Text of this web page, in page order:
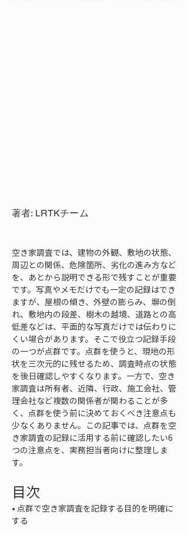
著者: LRTKチーム
空き家調査では、建物の外観、敷地の状態、
周辺との関係、危険箇所、劣化の進み方など
を、あとから説明できる形で残すことが重要
です。写真やメモだけでも一定の記録はでき
ますが、屋根の傾き、外壁の膨らみ、塀の倒
れ、敷地内の段差、樹木の越境、道路との高
低差などは、平面的な写真だけでは伝わりに
くい場合があります。そこで役立つ記録手段
の一つが点群です。点群を使うと、現地の形
状を三次元的に残せるため、調査時点の状態
を後日確認しやすくなります。一方で、空き
家調査は所有者、近隣、行政、施工会社、管
理会社など複数の関係者が関わることが多
く、点群を使う前に決めておくべき注意点も
少なくありません。この記事では、点群を空
き家調査の記録に活用する前に確認したい6
つの注意点を、実務担当者向けに整理しま
す。
目次
• 点群で空き家調査を記録する目的を明確に